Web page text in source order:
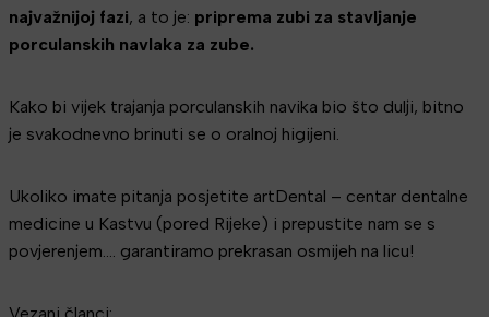
najvažnijoj fazi, a to je: priprema zubi za stavljanje
porculanskih navlaka za zube.
Kako bi vijek trajanja porculanskih navika bio što dulji, bitno
je svakodnevno brinuti se o oralnoj higijeni.
Ukoliko imate pitanja posjetite artDental – centar dentalne
medicine u Kastvu (pored Rijeke) i prepustite nam se s
povjerenjem…. garantiramo prekrasan osmijeh na licu!